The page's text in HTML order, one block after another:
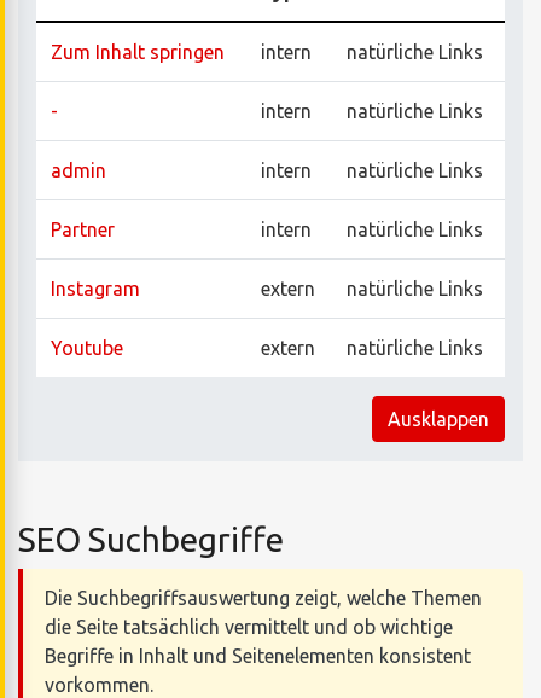
Zum Inhalt springen intern natürliche Links
- intern natürliche Links
admin intern natürliche Links
Partner intern natürliche Links
Instagram extern natürliche Links
Youtube extern natürliche Links
Ausklappen
SEO Suchbegriffe
Die Suchbegriffsauswertung zeigt, welche Themen
die Seite tatsächlich vermittelt und ob wichtige
Begriffe in Inhalt und Seitenelementen konsistent
vorkommen.